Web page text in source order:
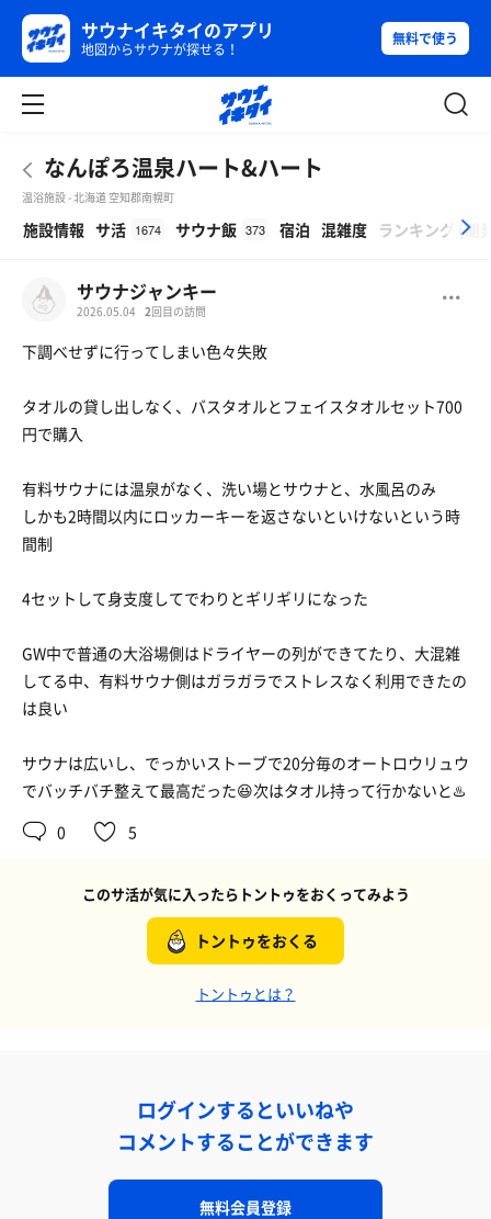
サウナイキタイのアプリ
地図からサウナが探せる！
無料で使う
なんぽろ温泉ハート&ハート
温浴施設 - 北海道 空知郡南幌町
施設情報 サ活 1674 サウナ飯 373 宿泊 混雑度 ランキング (開
サウナジャンキー
2026.05.04 2回目の訪問
下調べせずに行ってしまい色々失敗
タオルの貸し出しなく、バスタオルとフェイスタオルセット700
円で購入
有料サウナには温泉がなく、洗い場とサウナと、水風呂のみ
しかも2時間以内にロッカーキーを返さないといけないという時
間制
4セットして身支度してでわりとギリギリになった
GW中で普通の大浴場側はドライヤーの列ができてたり、大混雑
してる中、有料サウナ側はガラガラでストレスなく利用できたの
は良い
サウナは広いし、でっかいストーブで20分毎のオートロウリュウ
でバッチバチ整えて最高だった😆次はタオル持って行かないと♨️
0
5
このサ活が気に入ったらトントゥをおくってみよう
トントゥをおくる
トントゥとは？
ログインするといいねや
コメントすることができます
無料会員登録